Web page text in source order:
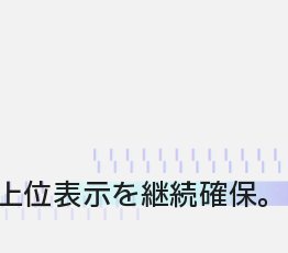
位表示を継続確保。